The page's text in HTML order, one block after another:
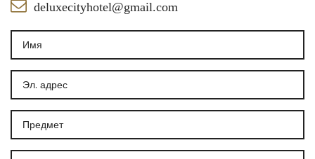
deluxecityhotel@gmail.com